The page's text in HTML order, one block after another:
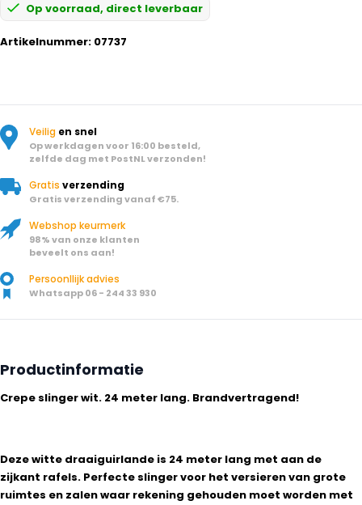
Op voorraad, direct leverbaar
Artikelnummer: 07737
Veilig en snel
Op werkdagen voor 16:00 besteld,
zelfde dag met PostNL verzonden!
Gratis verzending
Gratis verzending vanaf €75.
Webshop keurmerk
98% van onze klanten
beveelt ons aan!
Persoonllijk advies
Whatsapp 06 - 244 33 930
Productinformatie
Crepe slinger wit. 24 meter lang. Brandvertragend!
Deze witte draaiguirlande is 24 meter lang met aan de
zijkant rafels. Perfecte slinger voor het versieren van grote
ruimtes en zalen waar rekening gehouden moet worden met